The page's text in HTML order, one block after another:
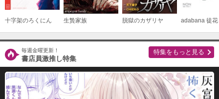
十字架のろくにん 生贄家族 脱獄のカザリヤ adabana 徒花
毎週金曜更新！
書店員激推し特集
特集をもっと見る